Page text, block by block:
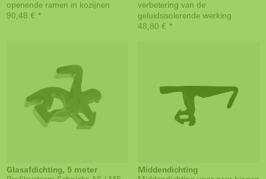
openende ramen in kozijnen
90,48 € *
verbetering van de
geluidsisolerende werking
48,80 € *
Glasafdichting, 5 meter
Middendichting